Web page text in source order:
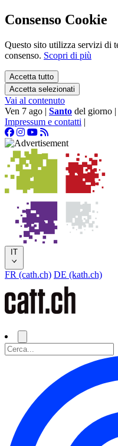
Consenso Cookie
Questo sito utilizza servizi di
consenso. Scopri di più
Accetta tutto
Accetta selezionati
Vai al contenuto
Ven 7 ago | Santo del giorno |
Impressum e contatti |
IT
FR (cath.ch) DE (kath.ch)